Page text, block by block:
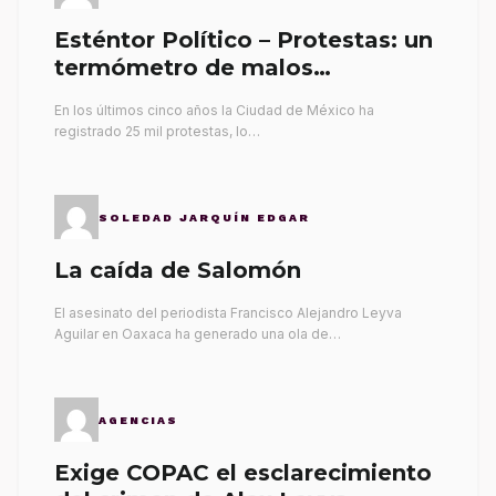
Esténtor Político – Protestas: un
termómetro de malos
En los últimos cinco años la Ciudad de México ha
registrado 25 mil protestas, lo…
SOLEDAD JARQUÍN EDGAR
La caída de Salomón
El asesinato del periodista Francisco Alejandro Leyva
Aguilar en Oaxaca ha generado una ola de…
AGENCIAS
Exige COPAC el esclarecimiento